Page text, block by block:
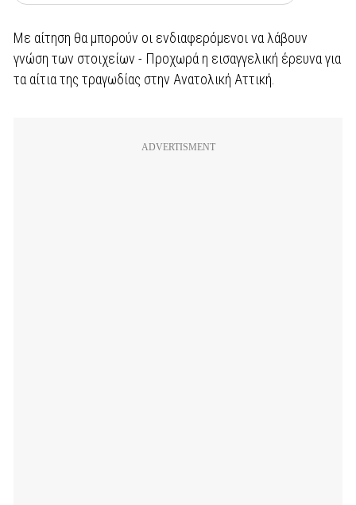
Με αίτηση θα μπορούν οι ενδιαφερόμενοι να λάβουν
γνώση των στοιχείων - Προχωρά η εισαγγελική έρευνα για
τα αίτια της τραγωδίας στην Ανατολική Αττική.